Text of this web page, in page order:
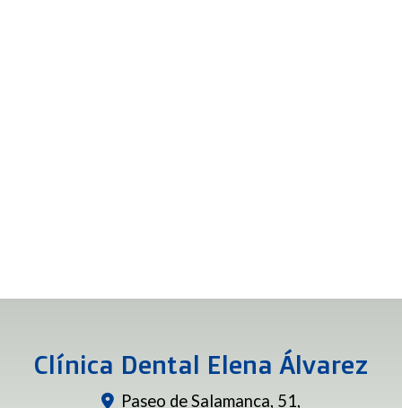
Clínica Dental Elena Álvarez
Paseo de Salamanca, 51,